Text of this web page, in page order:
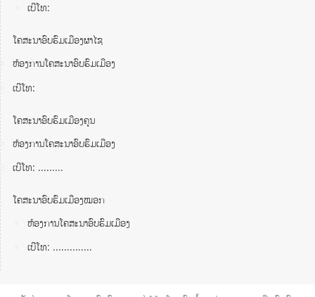
ເບີໂທ:
ໂຄສະນາອົບຮົມເມືອງຜາໄຊ
ຫ້ອງການໂຄສະນາອົບຮົມເມືອງ
ເບີໂທ:
ໂຄສະນາອົບຮົມເມືອງຄູນ
ຫ້ອງການໂຄສະນາອົບຮົມເມືອງ
ເບີໂທ: .........
ໂຄສະນາອົບຮົມເມືອງໝອກ
ຫ້ອງການໂຄສະນາອົບຮົມເມືອງ
ເບີໂທ: ..............